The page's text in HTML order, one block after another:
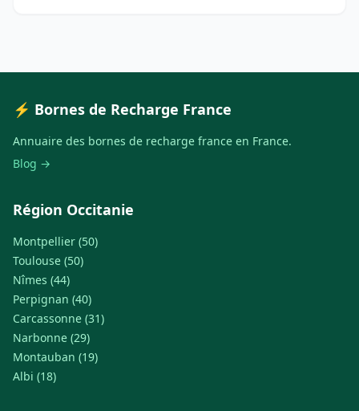
⚡ Bornes de Recharge France
Annuaire des bornes de recharge france en France.
Blog →
Région Occitanie
Montpellier (50)
Toulouse (50)
Nîmes (44)
Perpignan (40)
Carcassonne (31)
Narbonne (29)
Montauban (19)
Albi (18)